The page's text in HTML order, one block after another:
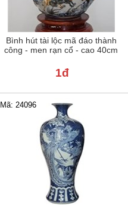
Bình hút tài lộc mã đáo thành
công - men rạn cổ - cao 40cm
1đ
Mã: 24096